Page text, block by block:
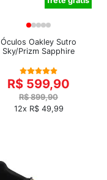
Óculos Oakley Sutro
Sky/Prizm Sapphire
R$ 599,90
R$ 899,90
12x R$ 49,99